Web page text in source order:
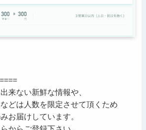
来ない新鮮な情報や、
どは人数を限定させて頂くため
お届けしています。